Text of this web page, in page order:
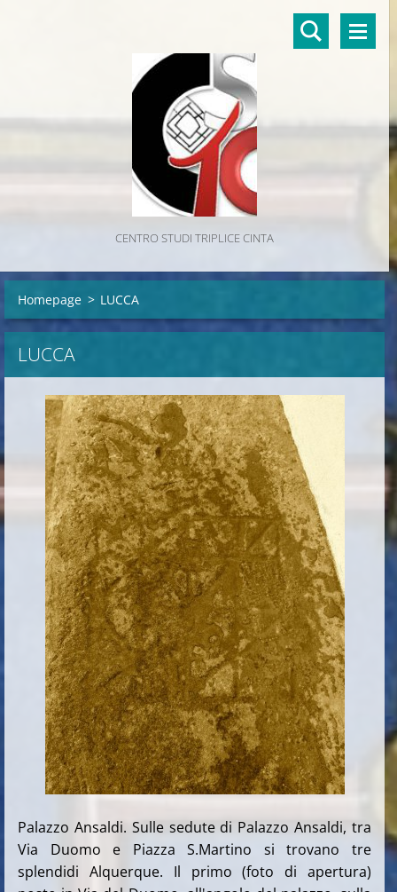
CENTRO STUDI TRIPLICE CINTA
Homepage > LUCCA
LUCCA
Palazzo Ansaldi. Sulle sedute di Palazzo Ansaldi, tra
Via Duomo e Piazza S.Martino si trovano tre
splendidi Alquerque. Il primo (foto di apertura)